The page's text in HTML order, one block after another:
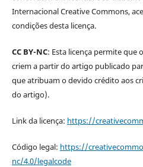
Internacional Creative Commons,
condições desta licença.
CC BY-NC: Esta licença permite que
criem a partir do artigo publicado
que atribuam o devido crédito aos
do artigo).
Link da licença: https://
Código legal: https://
nc/4.0/legalcode